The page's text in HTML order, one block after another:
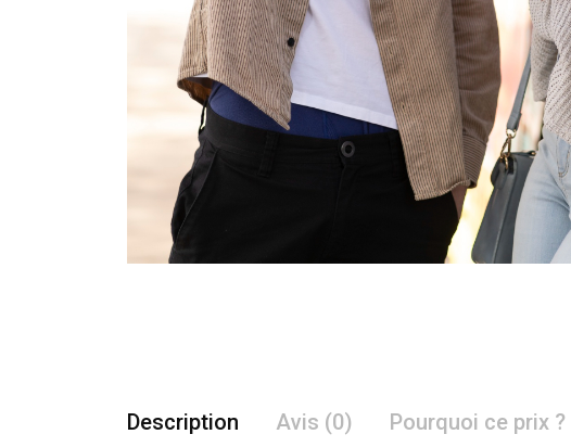
Description Avis (0) Pourquoi ce prix ?